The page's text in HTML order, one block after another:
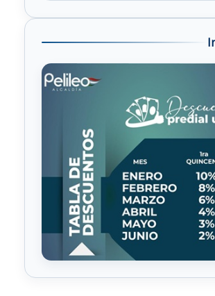
Ordenanza Contribución Especial
Presupuesto Participativo año 2026
Resoluciones COE Cantonal
Bienes Mostrencos
Directorio Telefónico GAD Pelileo